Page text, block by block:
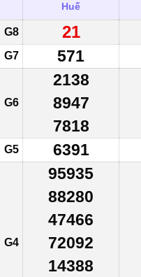
Huế
G8 21
G7 571
G6
2138
8947
7818
G5 6391
G4
95935
88280
47466
72092
14388